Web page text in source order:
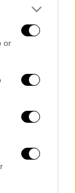
or
15,
τη γραμμή
της
οροφή